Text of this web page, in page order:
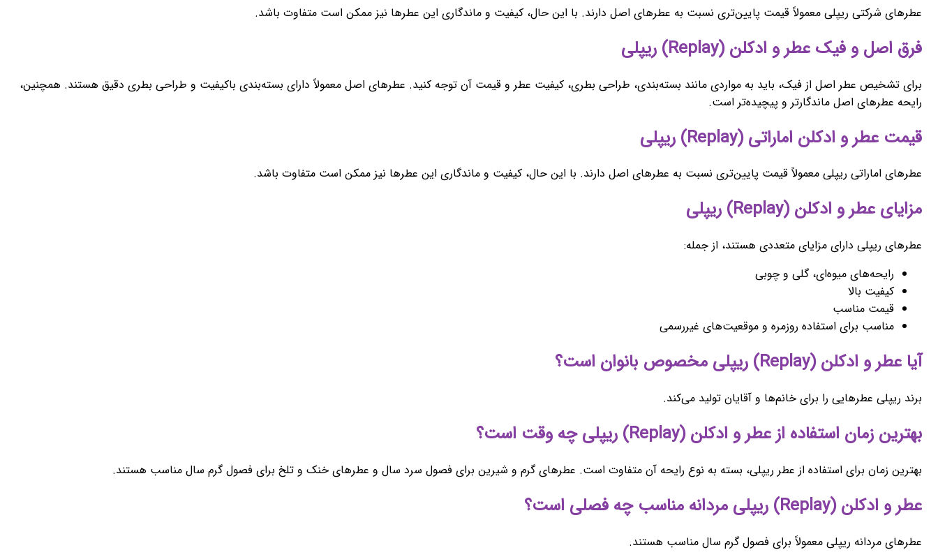
عطرهای شرکتی ریپلی معمولاً قیمت پایین‌تری نسبت به عطرهای اصل دارند. با این حال، کیفیت و ماندگاری این عطرها نیز ممکن است متفاوت باشد.
فرق اصل و فیک عطر و ادکلن (Replay) ریپلی
برای تشخیص عطر اصل از فیک، باید به مواردی مانند بسته‌بندی، طراحی بطری، کیفیت عطر و قیمت آن توجه کنید. عطرهای اصل معمولاً دارای بسته‌بندی باکیفیت و طراحی بطری دقیق هستند. همچنین،
رایحه عطرهای اصل ماندگارتر و پیچیده‌تر است.
قیمت عطر و ادکلن اماراتی (Replay) ریپلی
عطرهای اماراتی ریپلی معمولاً قیمت پایین‌تری نسبت به عطرهای اصل دارند. با این حال، کیفیت و ماندگاری این عطرها نیز ممکن است متفاوت باشد.
مزایای عطر و ادکلن (Replay) ریپلی
عطرهای ریپلی دارای مزایای متعددی هستند، از جمله:
رایحه‌های میوه‌ای، گلی و چوبی
کیفیت بالا
قیمت مناسب
مناسب برای استفاده روزمره و موقعیت‌های غیررسمی
آیا عطر و ادکلن (Replay) ریپلی مخصوص بانوان است؟
برند ریپلی عطرهایی را برای خانم‌ها و آقایان تولید می‌کند.
بهترین زمان استفاده از عطر و ادکلن (Replay) ریپلی چه وقت است؟
بهترین زمان برای استفاده از عطر ریپلی، بسته به نوع رایحه آن متفاوت است. عطرهای گرم و شیرین برای فصول سرد سال و عطرهای خنک و تلخ برای فصول گرم سال مناسب هستند.
عطر و ادکلن (Replay) ریپلی مردانه مناسب چه فصلی است؟
عطرهای مردانه ریپلی معمولاً برای فصول گرم سال مناسب هستند.